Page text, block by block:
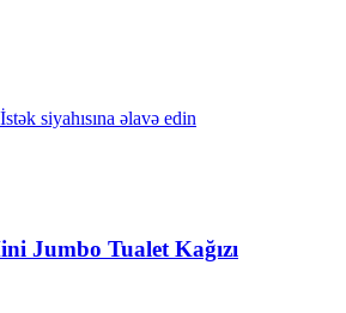
İstək siyahısına əlavə edin
Jumbo Tualet Kağızı